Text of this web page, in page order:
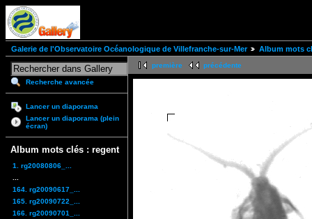
Galerie de l'Observatoire Océanologique de Villefranche-sur-Mer Album mots
Recherche avancée
Lancer un diaporama
Lancer un diaporama (plein
écran)
Album mots clés : regent
1. rg20080806_...
164. rg20090617_...
165. rg20090722_...
166. rg20090701_...
première précédente